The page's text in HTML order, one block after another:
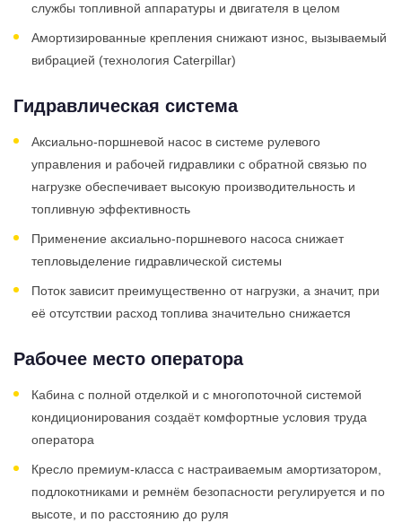
службы топливной аппаратуры и двигателя в целом
Амортизированные крепления снижают износ, вызываемый
вибрацией (технология Caterpillar)
Гидравлическая система
Аксиально-поршневой насос в системе рулевого
управления и рабочей гидравлики с обратной связью по
нагрузке обеспечивает высокую производительность и
топливную эффективность
Применение аксиально-поршневого насоса снижает
тепловыделение гидравлической системы
Поток зависит преимущественно от нагрузки, а значит, при
её отсутствии расход топлива значительно снижается
Рабочее место оператора
Кабина с полной отделкой и с многопоточной системой
кондиционирования создаёт комфортные условия труда
оператора
Кресло премиум-класса с настраиваемым амортизатором,
подлокотниками и ремнём безопасности регулируется и по
высоте, и по расстоянию до руля